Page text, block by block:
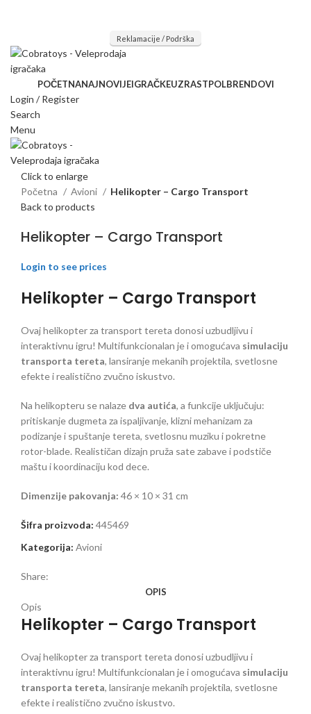
Reklamacije / Podrška
POČETNANAJNOVIJEIGRAČKEUZRASTPOLBRENDOVI
Login / Register
Search
Menu
Click to enlarge
Početna
Avioni
Helikopter – Cargo Transport
Back to products
Helikopter – Cargo Transport
Login to see prices
Helikopter – Cargo Transport
Ovaj helikopter za transport tereta donosi uzbudljivu i
interaktivnu igru! Multifunkcionalan je i omogućava simulaciju
transporta tereta, lansiranje mekanih projektila, svetlosne
efekte i realistično zvučno iskustvo.
Na helikopteru se nalaze dva autića, a funkcije uključuju:
pritiskanje dugmeta za ispaljivanje, klizni mehanizam za
podizanje i spuštanje tereta, svetlosnu muziku i pokretne
rotor-blade. Realističan dizajn pruža sate zabave i podstiče
maštu i koordinaciju kod dece.
Dimenzije pakovanja: 46 × 10 × 31 cm
Šifra proizvoda: 445469
Kategorija: Avioni
Share:
OPIS
Opis
Helikopter – Cargo Transport
Ovaj helikopter za transport tereta donosi uzbudljivu i
interaktivnu igru! Multifunkcionalan je i omogućava simulaciju
transporta tereta, lansiranje mekanih projektila, svetlosne
efekte i realistično zvučno iskustvo.